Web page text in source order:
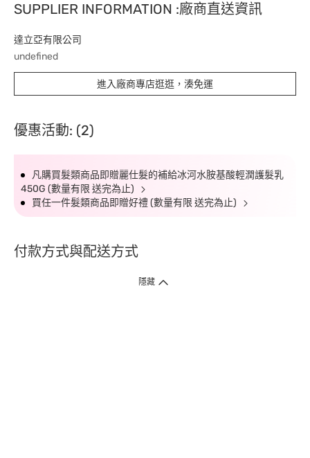
SUPPLIER INFORMATION :廠商直送資訊
達立亞有限公司
undefined
進入廠商專店逛逛，湊免運
優惠活動: (2)
凡購買髮類商品即贈麗仕髮的補給冰河水胺基酸輕潤護髮乳
450G (數量有限 送完為止)
買任一件髮類商品即贈好禮 (數量有限 送完為止)
付款方式與配送方式
隱藏